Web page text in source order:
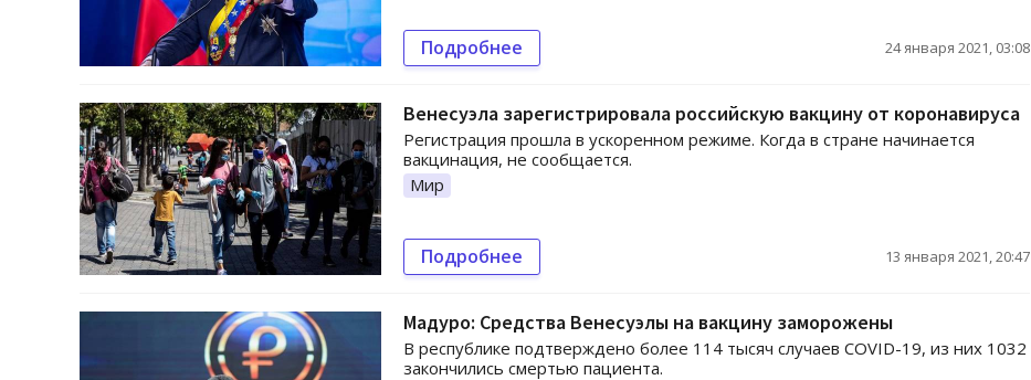
Подробнее 24 января 2021, 03:08
Венесуэла зарегистрировала российскую вакцину от коронавируса
Регистрация прошла в ускоренном режиме. Когда в стране начинается
вакцинация, не сообщается.
Мир
Подробнее 13 января 2021, 20:47
Мадуро: Средства Венесуэлы на вакцину заморожены
В республике подтверждено более 114 тысяч случаев COVID-19, из них 1032
закончились смертью пациента.